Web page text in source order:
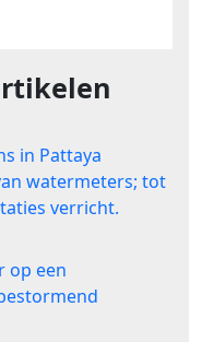
in Pattaya
watermeters; tot
verricht.
op een